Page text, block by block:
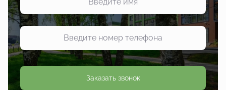
Заказать звонок